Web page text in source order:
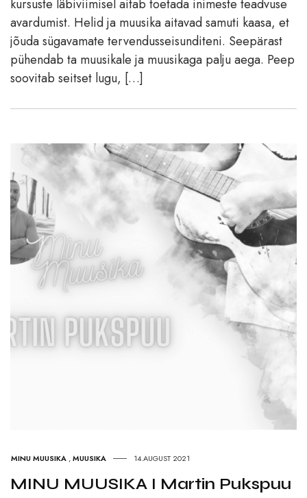
kursuste läbiviimisel aitab toetada inimeste teadvuse
avardumist. Helid ja muusika aitavad samuti kaasa, et
jõuda sügavamate tervendusseisunditeni. Seepärast
pühendab ta muusikale ja muusikaga palju aega. Peep
soovitab seitset lugu, […]
MINU MUUSIKA ,MUUSIKA 14.AUGUST 2021
MINU MUUSIKA I Martin Pukspuu